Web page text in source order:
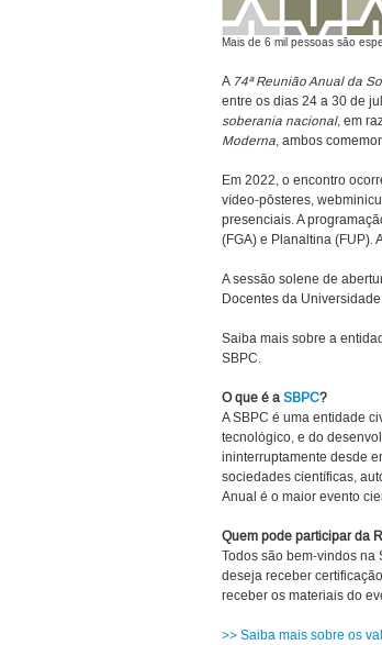
Mais de 6 mil pessoas são
A 74ª Reunião Anual da
entre os dias 24 a 30 de
soberania nacional, em
Moderna, ambos
Em 2022, o encontro
vídeo-pôsteres,
presenciais. A
(FGA) e Planaltina (FUP).
A sessão solene de
Docentes da
Saiba mais sobre a
SBPC.
O que é a SBPC?
A SBPC é uma entidade
tecnológico, e do
ininterruptamente desde
sociedades científicas,
Anual é o maior evento
Quem pode participar da
Todos são bem-vindos na
deseja receber
receber os materiais do
>> Saiba mais sobre os